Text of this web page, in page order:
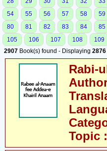
54
55 56 57 58 59
80
81 82 83 84 85
105
106 107 108 109
2907 Book(s) found - Displaying 2876
Rabi-
Topic :